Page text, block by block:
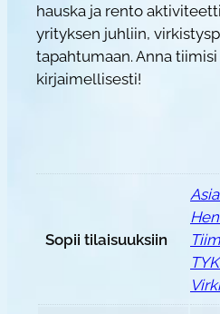
hauska ja rento
yrityksen juhliin,
tapahtumaan. Anna
kirjaimellisesti!
Sopii tilaisuuksiin